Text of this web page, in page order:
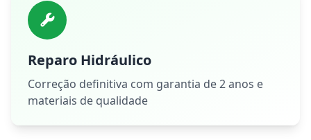
Reparo Hidráulico
Correção definitiva com garantia de 2 anos e
materiais de qualidade